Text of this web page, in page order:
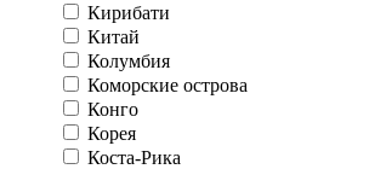
Кирибати
Китай
Колумбия
Коморские острова
Конго
Корея
Коста-Рика